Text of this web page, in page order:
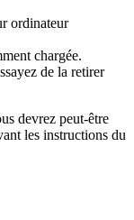
ordinateur
chargée.
de la retirer
devrez peut-être
les instructions du